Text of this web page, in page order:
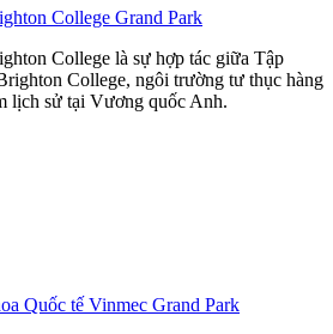
College Grand Park
College là sự hợp tác giữa Tập
College, ngôi trường tư thục hàng
lịch sử tại Vương quốc Anh.
Quốc tế Vinmec Grand Park